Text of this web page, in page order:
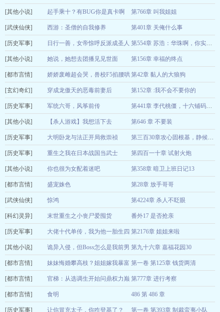
斤斤斤
[其他小说] 起手乘十？有BUG你是真卡啊 第766章 叫我姐姐
躺平不咸鱼
[武侠仙侠] 西游：圣僧的自我修养 第401章 关俺什么事
夏木山人 08-09
[历史军事] 日行一善，女帝惊呼反派成圣人
了
第554章 苏浩：华珠啊，你实话告诉小爷，你是不是有啥癖好。
白半袖
[其他小说] 她说，她想去团播见见世面 第156章 幸福的终点
有点素
[都市言情] 娇娇废雌超会哭，兽校F5掐腰哄第42章 黏人的大狼狗
卷芯菜籽
[玄幻奇幻] 穿成龙傲天的恶毒前妻后 第152章 :我不会不要你的
江卿意 08-09
[历史军事] 军统六哥，风筝前传 第441章 李代桃僵，十六铺码头的狸猫换太子
榜单第一
[其他小说] 【杀人游戏】我想活下去 第646 章 不要装
雨戈 08-09
[历史军事] 大明卧龙与法正开局救崇祯 第三百30章攻心固根基，静候辽东决
重回十八岁
[历史军事] 重生之我在日本战国当武士 第四百一十章 试射火炮
泼墨作画
[其他小说] 你也很为女配着迷吧 第358章 暗卫上班日记13
芽芽打盹
[都市言情] 盛宠姝色 第28章 放手哥哥
豆丁丁
[武侠仙侠] 惊鸿 第4224章 杀人不眨眼
一夕烟雨
[科幻灵异] 末世重生之小丧尸爱囤货 番外17 是否抢亲
小南瓜先生
[历史军事] 大佬十代单传，我为他一胎生四
宝
第2176章 姐姐来啦
白生米
[其他小说] 诡异入侵，但Boss怎么是我前男
友
第九十六章 嘉福花园30
灯下暖
[都市言情] 妹妹悔婚攀高枝？姐姐嫁我暴富
八零！
第一卷 第125章 钱货两清
庆庆不吃熊
[都市言情] 官梯：从选调生开始问鼎权力巅
峰
第777章 进行考察
一碗热汤面
[都市言情] 食明 486 第 486 章
春溪笛晓 08-09
[历史军事] 让你冒充太子，你咋登基了？ 第一卷 第393章 制裁蛮夷小队